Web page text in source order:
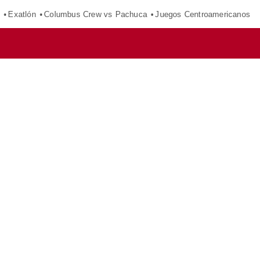
Exatlón Columbus Crew vs Pachuca Juegos Centroamericanos